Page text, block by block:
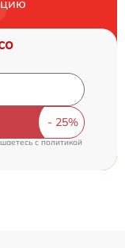
cполитикой